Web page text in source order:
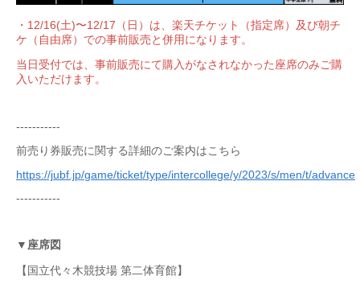
・12/16(土)〜12/17（日）は、楽天チケット（指定席）及び朝チ
ケ（自由席）での事前販売と併用になります。
当日受付では、事前販売にて購入がなされなかった座席のみご購
入いただけます。
-----------
前売り券販売に関する詳細のご案内はこちら
https://jubf.jp/game/ticket/type/intercollege/y/2023/s/men/t/advance
-----------
▼ 座席図
【国立代々木競技場 第二体育館】